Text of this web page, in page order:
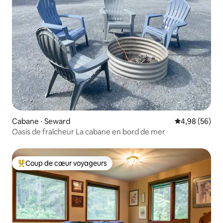
Cabane ⋅ Seward Évaluation
4,98 (56)
Oasis de fraîcheur La cabane en bord de mer
Coups de cœur voyageurs les plus appréciés
Coup de cœur voyageurs